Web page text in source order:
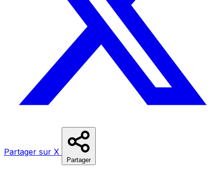
Partager sur X
Partager